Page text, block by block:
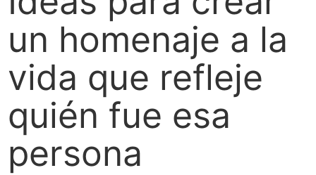
un homenaje a la
vida que refleje
quién fue esa
persona